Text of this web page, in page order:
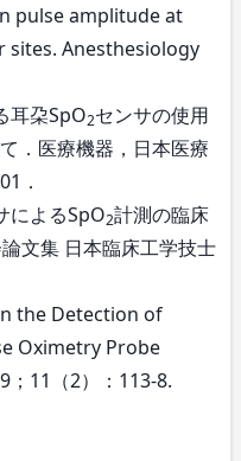
pulse amplitude at
sites. Anesthesiology
耳朶SpO2センサの使用
．医療機器，日本医療
．
によるSpO2計測の臨床
文集 日本臨床工学技士
the Detection of
Oximetry Probe
；11（2）：113-8.